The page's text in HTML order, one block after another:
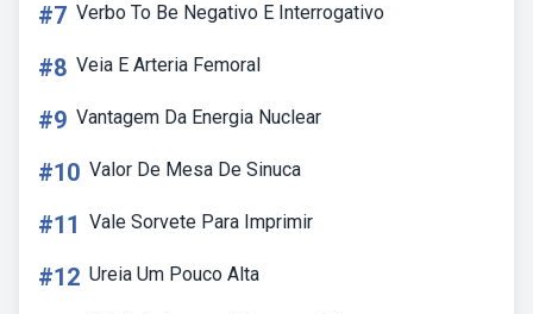
#7 Verbo To Be Negativo E Interrogativo
#8 Veia E Arteria Femoral
#9 Vantagem Da Energia Nuclear
#10 Valor De Mesa De Sinuca
#11 Vale Sorvete Para Imprimir
#12 Ureia Um Pouco Alta